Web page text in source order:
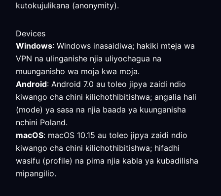
kutokujulikana (anonymity).
Devices
Windows: Windows inasaidiwa; hakiki mteja wa
VPN na ulinganishe njia uliyochagua na
muunganisho wa moja kwa moja.
Android: Android 7.0 au toleo jipya zaidi ndio
kiwango cha chini kilichothibitishwa; angalia hali
(mode) ya sasa na njia baada ya kuunganisha
nchini Poland.
macOS: macOS 10.15 au toleo jipya zaidi ndio
kiwango cha chini kilichothibitishwa; hifadhi
wasifu (profile) na pima njia kabla ya kubadilisha
mipangilio.